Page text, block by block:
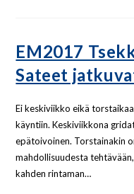
EM2017
Sateet
Ei keskiviikko eikä
käyntiin. Keskiviikkona
epätoivoinen. Torstainakin
mahdollisuudesta
kahden rintaman…